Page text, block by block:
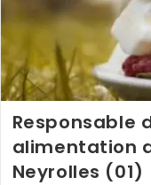
Responsable
alimentation
Neyrolles (01)